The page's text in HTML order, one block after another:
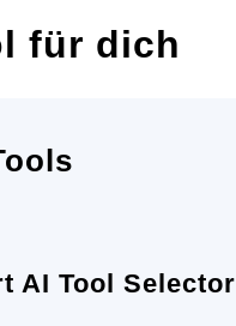
für dich
AI Tool Selector